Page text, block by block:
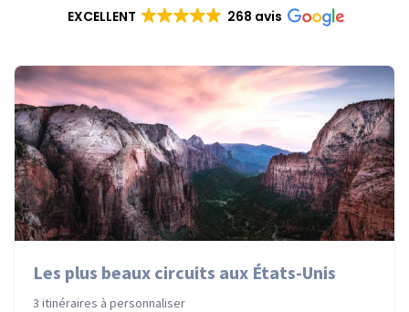
EXCELLENT 268 avis
Les plus beaux circuits aux États-Unis
3 itinéraires à personnaliser